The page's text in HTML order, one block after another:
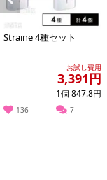
あらかじめご了承い
によるお申込み後の
※送料はお試し費用
※お支払い方法は、
トの利用となります。
Previous
Straine 4種セット
お試し費用
3,391円
1個 847.8円
136 7